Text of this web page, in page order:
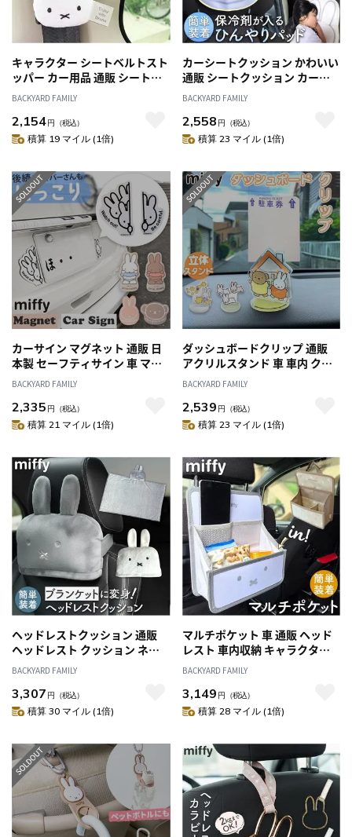
キャラクター シートベルトスト
ッパー カー用品 通販 シートベ
ルト ストッパー 締め付け軽減
快適 ベルト 調整 ドライブ 車 車
用品 車用 妊婦 アクセサリー お
しゃれ 便利 おしゃれ カー かわ
BACKYARD FAMILY
2,154円 （税込）
積算 19 マイル (1倍)
カーシートクッション かわいい
通販 シートクッション カーシ
ート クッション 保冷剤を入れ
キャラクター シートパッド メ
ッシュ 通気性 アクセサリー 車
用品 可愛い おしゃれ シンプル
BACKYARD FAMILY
2,558 円 （税込）
積算 23 マイル (1倍)
カーサイン マグネット 通販 日
本製 セーフティサイン 車 マグ
ネットステッカー 安全運転 ス
ー ミッフィー miffy おしゃれ
マグネットカーサイン2個セッ
車用品
BACKYARD FAMILY
2,335 円 （税込）
積算 21 マイル (1倍)
ダッシュボードクリップ 通販
アクリルスタンド 車 車内 クリ
ップ ダッシュボード 駐車券 カ
フィー かわいい おしゃれ アク
リルダッシュボードクリップ 車
車用品
BACKYARD FAMILY
2,539 円 （税込）
積算 23 マイル (1倍)
ヘッドレストクッション 通販
ヘッドレスト クッション ネッ
クパッド ネッククッション 首
クッション カークッション ブ
ランケット キャラクター miffy
ミッフィー ニコット カー用品
BACKYARD FAMILY
3,307 円 （税込）
積算 30 マイル (1倍)
マルチポケット 車 通販 ヘッド
レスト 車内収納 キャラクター
ドライブポケット かわいい 車
収納 車内 小物整理 車用ポケッ
ト収納 シートポケット 収納ポ
ケット アクセサリー バックイ
BACKYARD FAMILY
3,149 円 （税込）
積算 28 マイル (1倍)